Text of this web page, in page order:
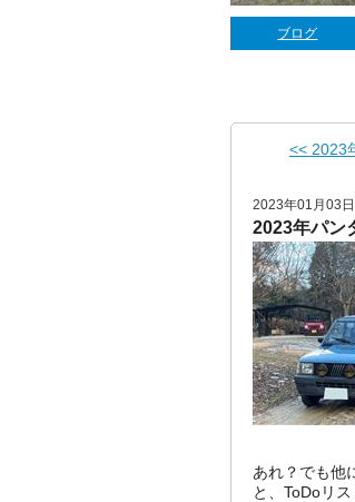
ブログ
<< 2023
2023年01月03日
2023年パン
あれ？でも他
と、ToDoリ